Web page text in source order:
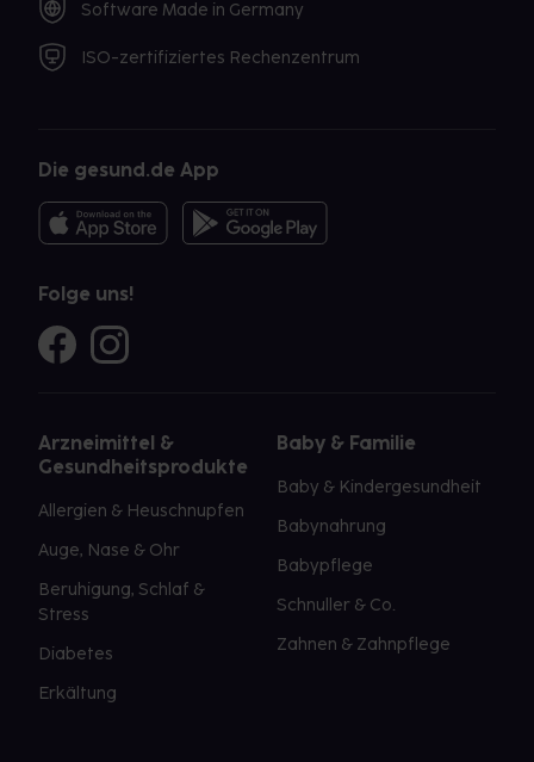
Software Made in Germany
ISO-zertifiziertes Rechenzentrum
Die gesund.de App
Folge uns!
Arzneimittel &
Gesundheitsprodukte
Allergien & Heuschnupfen
Auge, Nase & Ohr
Beruhigung, Schlaf &
Stress
Diabetes
Erkältung
Baby & Familie
Baby & Kindergesundheit
Babynahrung
Babypflege
Schnuller & Co.
Zahnen & Zahnpflege